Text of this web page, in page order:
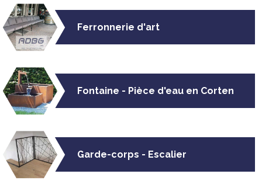
Ferronnerie d'art
Fontaine - Pièce d'eau en Corten
Garde-corps - Escalier